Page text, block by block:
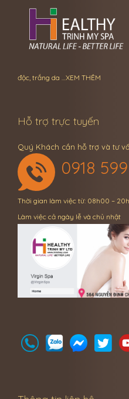
độc, trắng da …XEM THÊM
Hỗ trợ trực tuyến
Quý Khách cần hỗ trợ và tư
0918 599
Thời gian làm việc từ: 08h00 –
Làm việc cả ngày lễ và chủ nhật